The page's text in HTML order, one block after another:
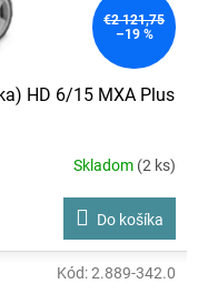
€2 121,75
–19 %
HD 6/15 MXA Plus
Skladom (2 ks)
Do košíka
Kód:2.889-342.0